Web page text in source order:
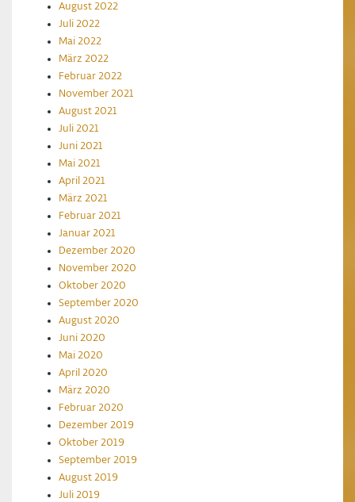
August 2022
Juli 2022
Mai 2022
März 2022
Februar 2022
November 2021
August 2021
Juli 2021
Juni 2021
Mai 2021
April 2021
März 2021
Februar 2021
Januar 2021
Dezember 2020
November 2020
Oktober 2020
September 2020
August 2020
Juni 2020
Mai 2020
April 2020
März 2020
Februar 2020
Dezember 2019
Oktober 2019
September 2019
August 2019
Juli 2019